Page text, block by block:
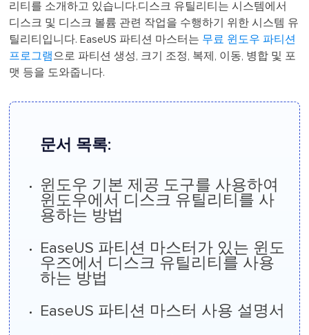
리티를 소개하고 있습니다.디스크 유틸리티는 시스템에서
디스크 및 디스크 볼륨 관련 작업을 수행하기 위한 시스템 유
틸리티입니다. EaseUS 파티션 마스터는 무료 윈도우 파티션
프로그램 으로 파티션 생성, 크기 조정, 복제, 이동, 병합 및 포
맷 등을 도와줍니다.
문서 목록:
윈도우 기본 제공 도구를 사용하여
윈도우에서 디스크 유틸리티를 사
용하는 방법
EaseUS 파티션 마스터가 있는 윈도
우즈에서 디스크 유틸리티를 사용
하는 방법
EaseUS 파티션 마스터 사용 설명서